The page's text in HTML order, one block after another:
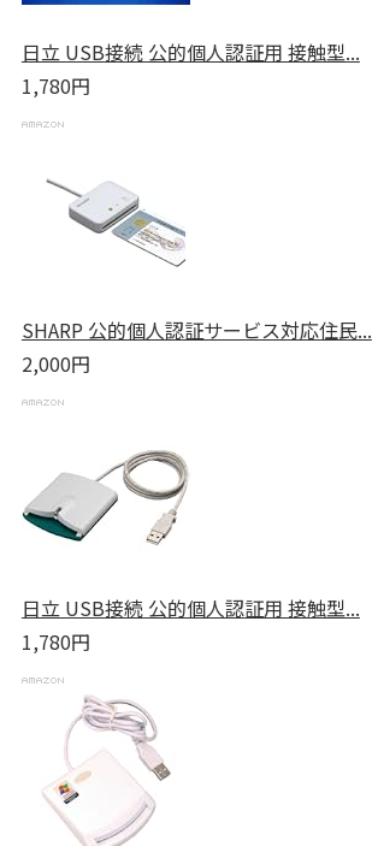
日立 USB接続 公的個人認証用 接触型...
1,780円
SHARP 公的個人認証サービス対応住民...
2,000円
日立 USB接続 公的個人認証用 接触型...
1,780円